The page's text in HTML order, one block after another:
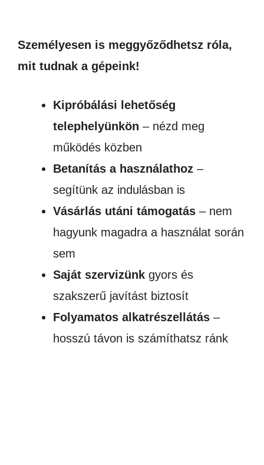
Személyesen is meggyőződhetsz róla,
mit tudnak a gépeink!
Kipróbálási lehetőség
telephelyünkön – nézd meg
működés közben
Betanítás a használathoz –
segítünk az indulásban is
Vásárlás utáni támogatás – nem
hagyunk magadra a használat során
sem
Saját szervizünk gyors és
szakszerű javítást biztosít
Folyamatos alkatrészellátás –
hosszú távon is számíthatsz ránk